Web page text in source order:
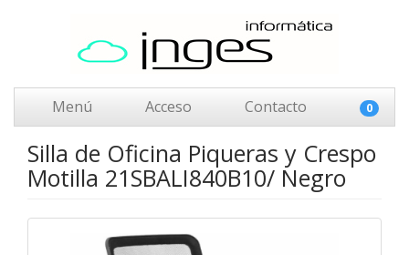
Menú Acceso Contacto 0
Silla de Oficina Piqueras y Crespo
Motilla 21SBALI840B10/ Negro